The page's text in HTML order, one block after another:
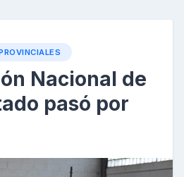
Nacional de
pasó por